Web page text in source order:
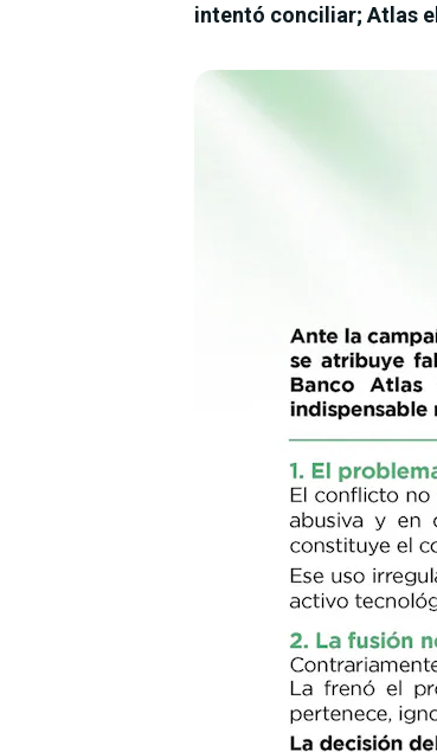
intentó conciliar; Atlas